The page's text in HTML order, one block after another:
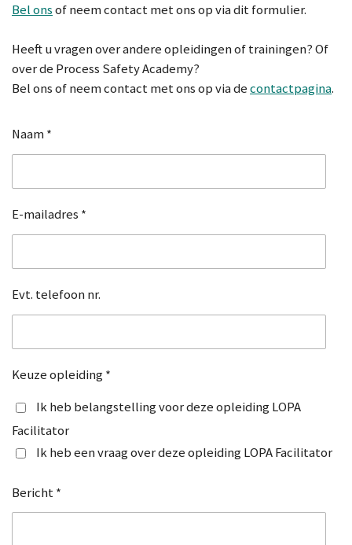
Bel onsof neem contact met ons op via dit formulier.
Heeft u vragen over andere opleidingen of trainingen? Of
over de Process Safety Academy?
Bel ons of neem contact met ons op via decontactpagina.
Naam *
E-mailadres *
Evt. telefoon nr.
Keuze opleiding *
Ik heb belangstelling voor deze opleiding LOPA
Facilitator
Ik heb een vraag over deze opleiding LOPA Facilitator
Bericht *